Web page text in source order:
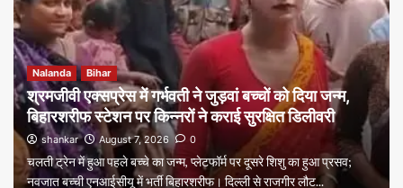
Nalanda Bihar
श्रमजीवी एक्सप्रेस में गर्भवती ने जुड़वां बच्चों को दिया जन्म,
बिहारशरीफ स्टेशन पर किन्नरों ने कराई सुरक्षित डिलीवरी
shankar August 7, 2026 0
चलती ट्रेन में हुआ पहले बच्चे का जन्म, प्लेटफॉर्म पर दूसरे शिशु का हुआ प्रसव;
नवजात बच्ची एनआईसीयू में भर्ती बिहारशरीफ। दिल्ली से राजगीर लौट...